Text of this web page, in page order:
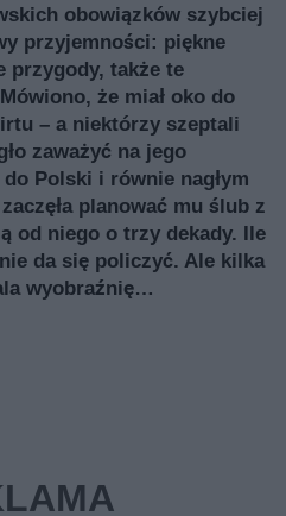
obowiązków szybciej
przyjemności: piękne
przygody, także te
że miał oko do
– a niektórzy szeptali
zaważyć na jego
Polski i równie nagłym
planować mu ślub z
od niego o trzy dekady. Ile
da się policzyć. Ale kilka
wyobraźnię…